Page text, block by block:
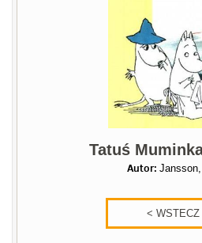
Tatuś
Autor: